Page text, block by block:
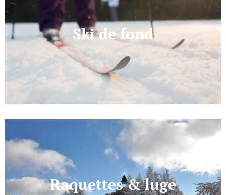
Ski de fond
Raquettes & luge